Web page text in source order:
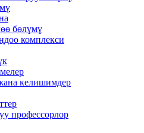
бөлүмү
комплекси
келишимдер
профессорлор